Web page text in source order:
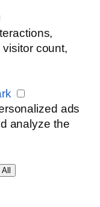
count,
ads
analyze the